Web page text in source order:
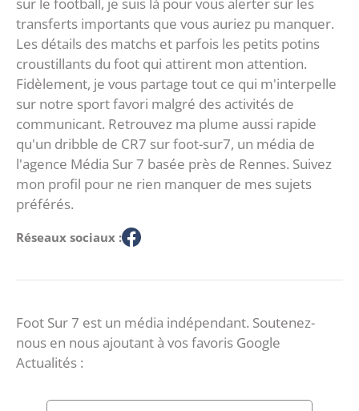
transferts importants que vous auriez pu manquer.
Les détails des matchs et parfois les petits potins
croustillants du foot qui attirent mon attention.
Fidèlement, je vous partage tout ce qui m'interpelle
sur notre sport favori malgré des activités de
communicant. Retrouvez ma plume aussi rapide
qu'un dribble de CR7 sur foot-sur7, un média de
l'agence Média Sur 7 basée près de Rennes. Suivez
mon profil pour ne rien manquer de mes sujets
préférés.
Réseaux sociaux :
Foot Sur 7 est un média indépendant. Soutenez-
nous en nous ajoutant à vos favoris Google
Actualités :